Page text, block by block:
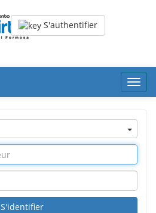
S'authentifier
S'identifier